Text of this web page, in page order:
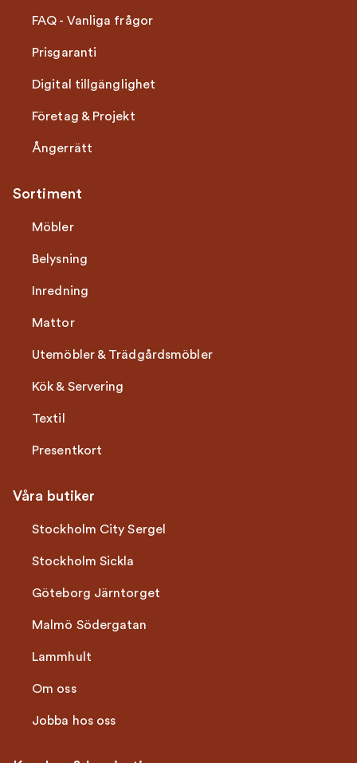
FAQ - Vanliga frågor
Prisgaranti
Digital tillgänglighet
Företag & Projekt
Ångerrätt
Sortiment
Möbler
Belysning
Inredning
Mattor
Utemöbler & Trädgårdsmöbler
Kök & Servering
Textil
Presentkort
Våra butiker
Stockholm City Sergel
Stockholm Sickla
Göteborg Järntorget
Malmö Södergatan
Lammhult
Om oss
Jobba hos oss